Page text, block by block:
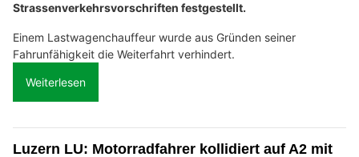
Strassenverkehrsvorschriften festgestellt.
Einem Lastwagenchauffeur wurde aus Gründen seiner
Fahrunfähigkeit die Weiterfahrt verhindert.
Weiterlesen
Luzern LU: Motorradfahrer kollidiert auf A2 mit